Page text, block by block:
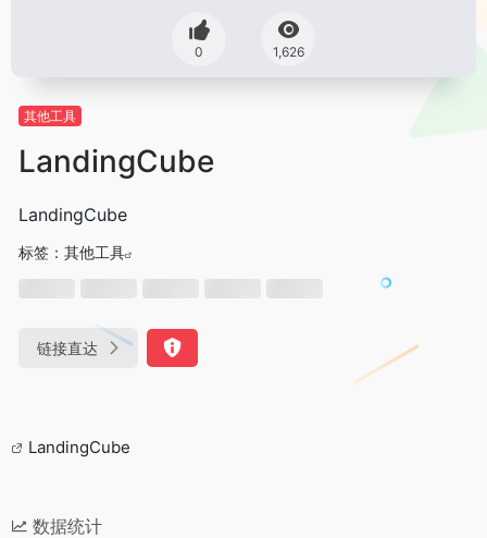
0 1,626
其他工具
LandingCube
LandingCube
标签： 其他工具
链接直达
LandingCube
数据统计